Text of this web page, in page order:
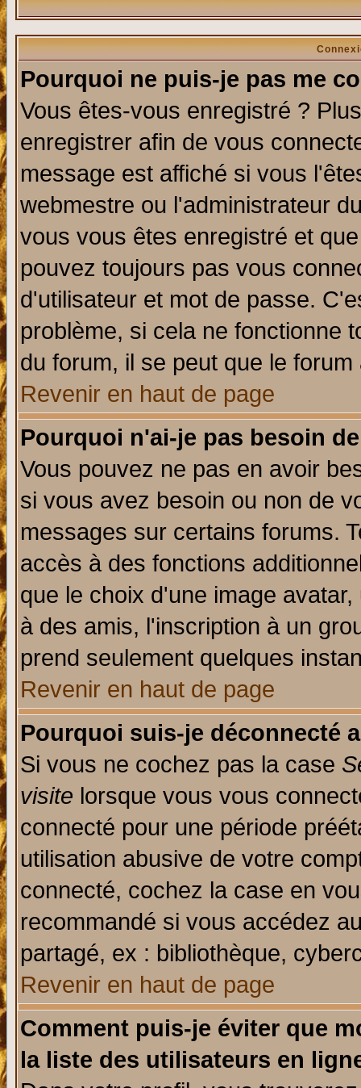
Pourquoi ne puis-je pas me
Vous êtes-vous enregistré ?
enregistrer afin de vous
message est affiché si vous
webmestre ou l'administrateur
vous vous êtes enregistré et
pouvez toujours pas vous
d'utilisateur et mot de passe.
problème, si cela ne fonctionne
du forum, il se peut que le
Revenir en haut de page
Pourquoi n'ai-je pas besoin
Vous pouvez ne pas en avoir
si vous avez besoin ou non de
messages sur certains forums.
accès à des fonctions
que le choix d'une image
à des amis, l'inscription à un
prend seulement quelques
Revenir en haut de page
Pourquoi suis-je déconnecté
Si vous ne cochez pas la case
visite lorsque vous vous
connecté pour une période
utilisation abusive de votre
connecté, cochez la case en
recommandé si vous accédez
partagé, ex : bibliothèque,
Revenir en haut de page
Comment puis-je éviter que
la liste des utilisateurs en